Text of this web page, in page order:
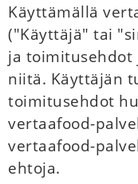
Käyttämällä
("Käyttäjä" tai
ja
niitä. Käyttäjän
toimitusehdot
vertaafood-
vertaafood-
ehtoja.